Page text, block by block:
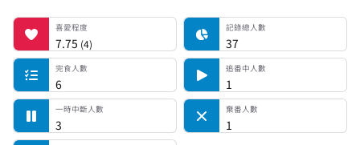
喜愛程度喜愛程度
7.75 (4)
記錄總人數 記錄總人數
37
完食人數
完食人數
6
追番中人數
追番中人數
1
一時中斷人數
一時中斷人數
3
棄番人數
棄番人數
1
計劃觀看人數